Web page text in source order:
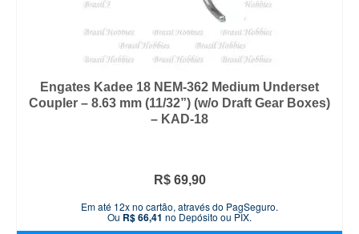
Engates Kadee 18 NEM-362 Medium Underset
Coupler – 8.63 mm (11/32”) (w/o Draft Gear Boxes)
– KAD-18
R$69,90
Em até 12x no cartão, através do PagSeguro.
Ou R$66,41 no Depósito ou PIX.